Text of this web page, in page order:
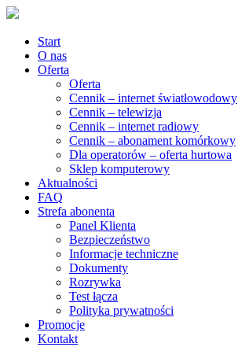
Start
O nas
Oferta
Oferta
Cennik – internet światłowodowy
Cennik – telewizja
Cennik – internet radiowy
Cennik – abonament komórkowy
Dla operatorów – oferta hurtowa
Sklep komputerowy
Aktualności
FAQ
Strefa abonenta
Panel Klienta
Bezpieczeństwo
Informacje techniczne
Dokumenty
Rozrywka
Test łącza
Polityka prywatności
Promocje
Kontakt